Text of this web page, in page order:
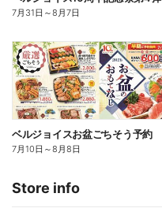
7月31日 ～8月7日
ベルジョイスお盆ごちそう予約
7月10日 ～8月8日
Store info